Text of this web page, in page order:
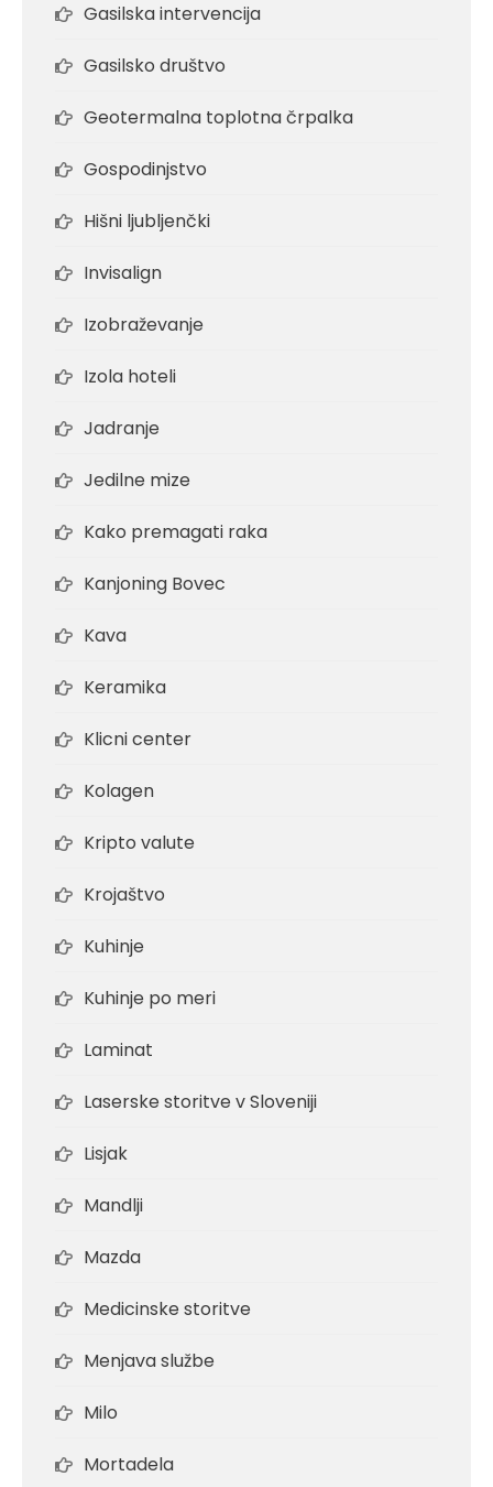
Gasilska intervencija
Gasilsko društvo
Geotermalna toplotna črpalka
Gospodinjstvo
Hišni ljubljenčki
Invisalign
Izobraževanje
Izola hoteli
Jadranje
Jedilne mize
Kako premagati raka
Kanjoning Bovec
Kava
Keramika
Klicni center
Kolagen
Kripto valute
Krojaštvo
Kuhinje
Kuhinje po meri
Laminat
Laserske storitve v Sloveniji
Lisjak
Mandlji
Mazda
Medicinske storitve
Menjava službe
Milo
Mortadela